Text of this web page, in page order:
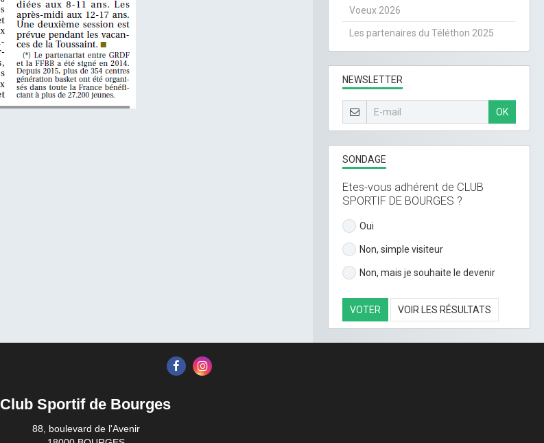
Voeux 2026
Les partenaires du Téléthon 2025
NEWSLETTER
OK
SONDAGE
Etes-vous adhérent de CLUB
SPORTIF DE BOURGES ?
Oui
Non, simple visiteur
Non, mais je souhaite le devenir
VOTER VOIR LES RÉSULTATS
Club Sportif de Bourges
88, boulevard de l'Avenir